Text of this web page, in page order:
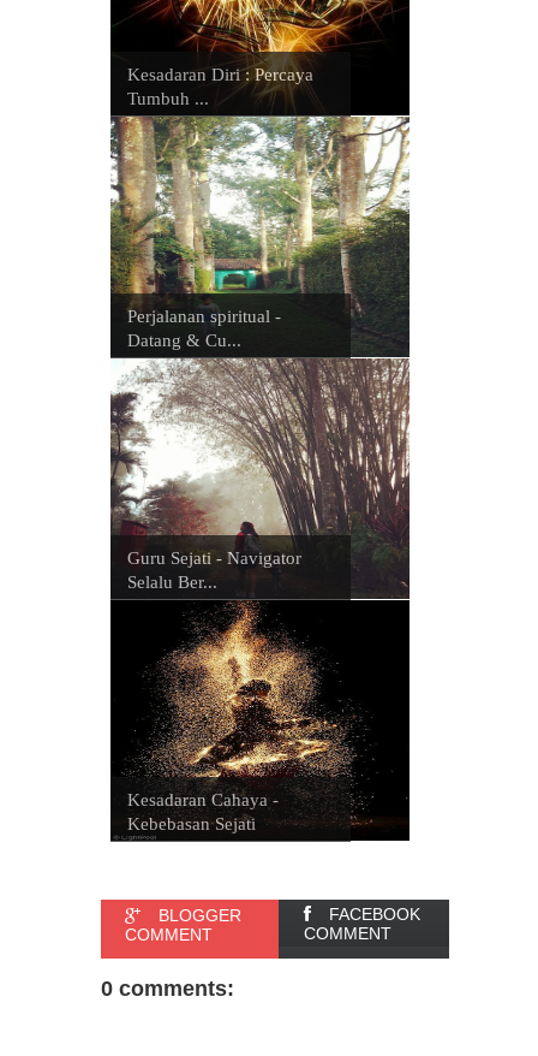
Kesadaran Diri : Percaya
Tumbuh ...
Perjalanan spiritual -
Datang & Cu...
Guru Sejati - Navigator
Selalu Ber...
Kesadaran Cahaya -
Kebebasan Sejati
BLOGGER
COMMENT
FACEBOOK
COMMENT
0 comments: